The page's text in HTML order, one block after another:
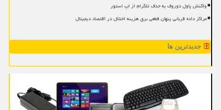
واکنش پاول دوروف به حذف تلگرام از اپ استور
مراکز داده قربانی پنهان قطعی برق هزینه اختلال در اقتصاد دیجیتال
جدیدترین ها